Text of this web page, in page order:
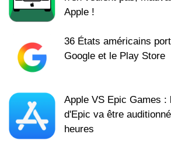
Apple !
36 États américains
Google et le Play Store
Apple VS Epic Games :
d'Epic va être
heures